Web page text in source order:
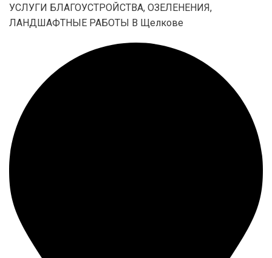
УСЛУГИ БЛАГОУСТРОЙСТВА, ОЗЕЛЕНЕНИЯ,
ЛАНДШАФТНЫЕ РАБОТЫ В Щелкове